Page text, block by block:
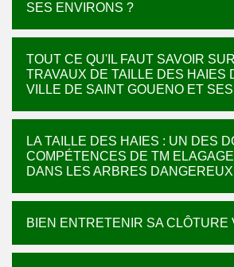
SES ENVIRONS ?
TOUT CE QU'IL FAUT SAVOIR
TRAVAUX DE TAILLE DES HAIES
VILLE DE SAINT GOUENO ET
LA TAILLE DES HAIES : UN DES
COMPÉTENCES DE TM
DANS LES ARBRES DANGEREUX
BIEN ENTRETENIR SA CLÔTURE